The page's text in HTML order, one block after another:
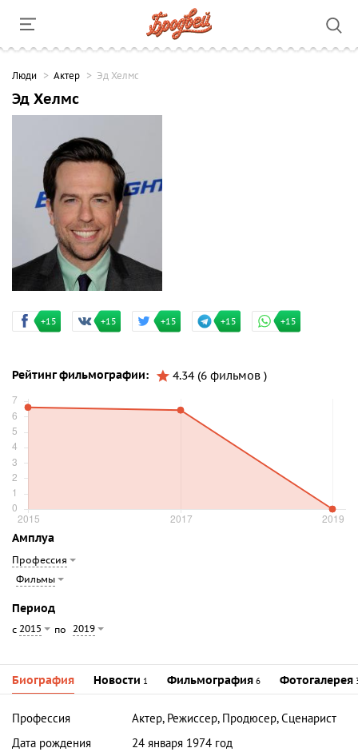
Люди Актер Эд Хелмс
Эд Хелмс
+15 +15 +15 +15 +15
Рейтинг фильмографии: 4.34 (6 фильмов )
Амплуа
Профессия
Фильмы
Период
с 2015 по 2019
Биография Новости 1 Фильмография 6 Фотогалерея
Профессия
Актер, Режиссер, Продюсер, Сценарист
Дата рождения
24 января 1974 год